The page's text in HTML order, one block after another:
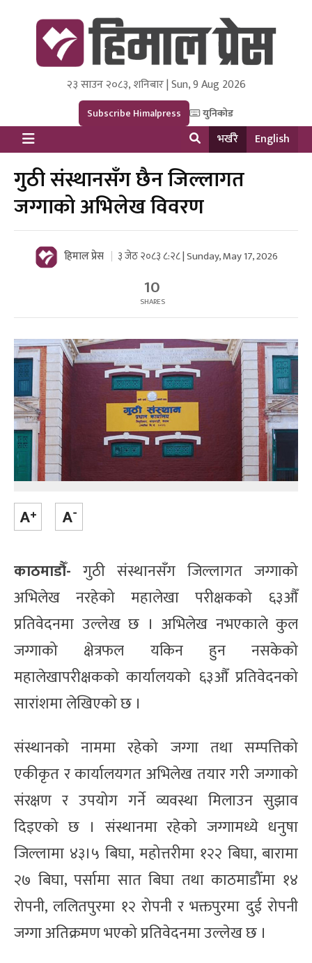
Himal Press
Dot NewsyNepal Media and Research Pvt Ltd.
२३ साउन २०८३, शनिबार | Sun, 9 Aug 2026
Subscribe Himalpress युनिकोड
भर्खरै English
गुठी संस्थानसँग छैन जिल्लागत
जग्गाको अभिलेख विवरण
हिमाल प्रेस ३ जेठ २०८३ ८:२८ | Sunday, May 17, 2026
10
SHARES
काठमाडौँ- गुठी संस्थानसँग जिल्लागत जग्गाको
अभिलेख नरहेको महालेखा परीक्षकको ६३औँ
प्रतिवेदनमा उल्लेख छ । अभिलेख नभएकाले कुल
जग्गाको क्षेत्रफल यकिन हुन नसकेको
महालेखापरीक्षकको कार्यालयको ६३औँ प्रतिवेदनको
सारांशमा लेखिएको छ ।
संस्थानको नाममा रहेको जग्गा तथा सम्पत्तिको
एकीकृत र कार्यालयगत अभिलेख तयार गरी जग्गाको
संरक्षण र उपयोग गर्ने व्यवस्था मिलाउन सुझाव
दिइएको छ । संस्थानमा रहेको जग्गामध्ये धनुषा
जिल्लामा ४३।५ बिघा, महोत्तरीमा १२२ बिघा, बारामा
२७ बिघा, पर्सामा सात बिघा तथा काठमाडौँमा १४
रोपनी, ललितपुरमा १२ रोपनी र भक्तपुरमा दुई रोपनी
जग्गा अतिक्रमण भएको प्रतिवेदनमा उल्लेख छ ।